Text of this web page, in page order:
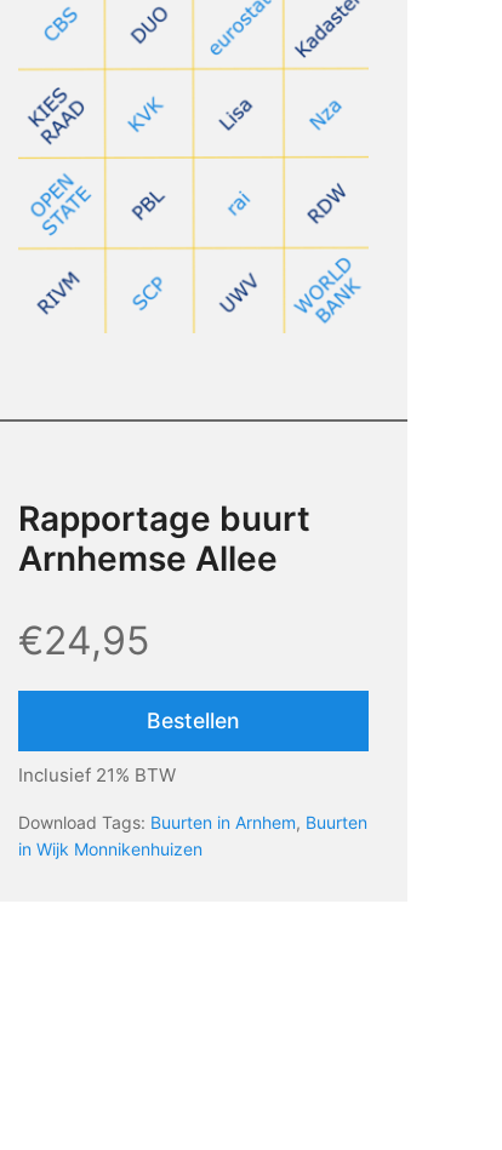
Rapportage buurt
Arnhemse Allee
€24,95
Bestellen
Inclusief 21% BTW
Download Tags: Buurten in Arnhem, Buurten
in Wijk Monnikenhuizen